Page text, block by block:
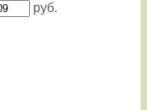
руб.